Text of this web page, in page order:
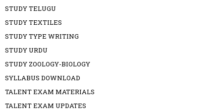
STUDY TELUGU
STUDY TEXTILES
STUDY TYPE WRITING
STUDY URDU
STUDY ZOOLOGY-BIOLOGY
SYLLABUS DOWNLOAD
TALENT EXAM MATERIALS
TALENT EXAM UPDATES